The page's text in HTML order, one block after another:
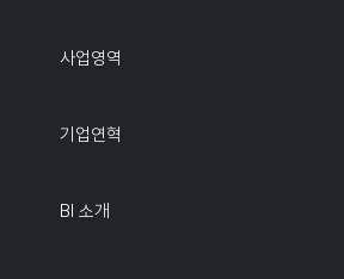
사업영역
기업연혁
BI 소개